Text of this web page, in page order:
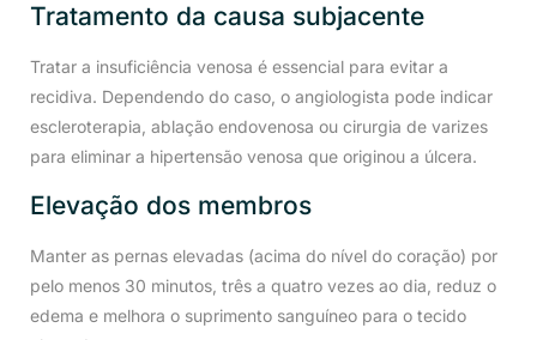
Tratamento da causa subjacente
Tratar a insuficiência venosa é essencial para evitar a
recidiva. Dependendo do caso, o angiologista pode indicar
escleroterapia, ablação endovenosa ou cirurgia de varizes
para eliminar a hipertensão venosa que originou a úlcera.
Elevação dos membros
Manter as pernas elevadas (acima do nível do coração) por
pelo menos 30 minutos, três a quatro vezes ao dia, reduz o
edema e melhora o suprimento sanguíneo para o tecido